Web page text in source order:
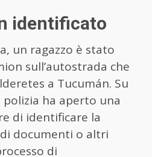
identificato
un ragazzo è stato
sull’autostrada che
a Tucumán. Su
ha aperto una
di identificare la
documenti o altri
di